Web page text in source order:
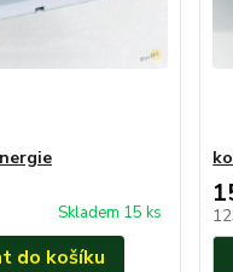
Skladem 15 ks
do košíku